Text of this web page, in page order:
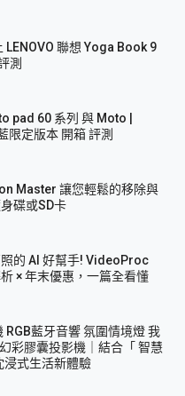
LENOVO 聯想 Yoga Book 9
測
pad 60 系列 與 Moto |
定版本 開箱 評測
Master 讓您輕鬆的移除與
碟或SD卡
的 AI 好幫手! VideoProc
× 年末優惠，一篇全看懂
RGB藍牙音響 氛圍情境燈 我
彩膠囊投影機｜結合「 智慧
浸式生活新體驗